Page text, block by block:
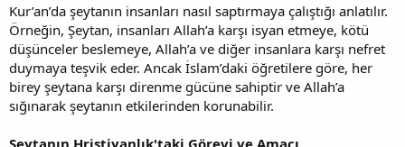
Kur’an’da şeytanın insanları nasıl saptırmaya çalıştığı anlatılır.
Örneğin, Şeytan, insanları Allah’a karşı isyan etmeye, kötü
düşünceler beslemeye, Allah’a ve diğer insanlara karşı nefret
duymaya teşvik eder. Ancak İslam’daki öğretilere göre, her
birey şeytana karşı direnme gücüne sahiptir ve Allah’a
sığınarak şeytanın etkilerinden korunabilir.
Şeytanın Hristiyanlık'taki Görevi ve Amacı